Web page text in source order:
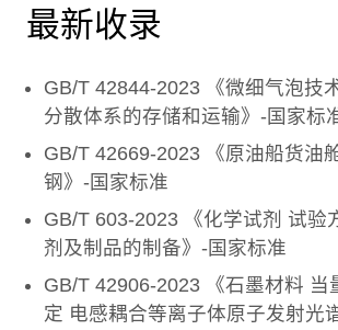
最新收录
GB/T 42844-2023 《微细气泡技
分散体系的存储和运输》-国家标
GB/T 42669-2023 《原油船货油
钢》-国家标准
GB/T 603-2023 《化学试剂 试验
剂及制品的制备》-国家标准
GB/T 42906-2023 《石墨材料 当
定 电感耦合等离子体原子发射光